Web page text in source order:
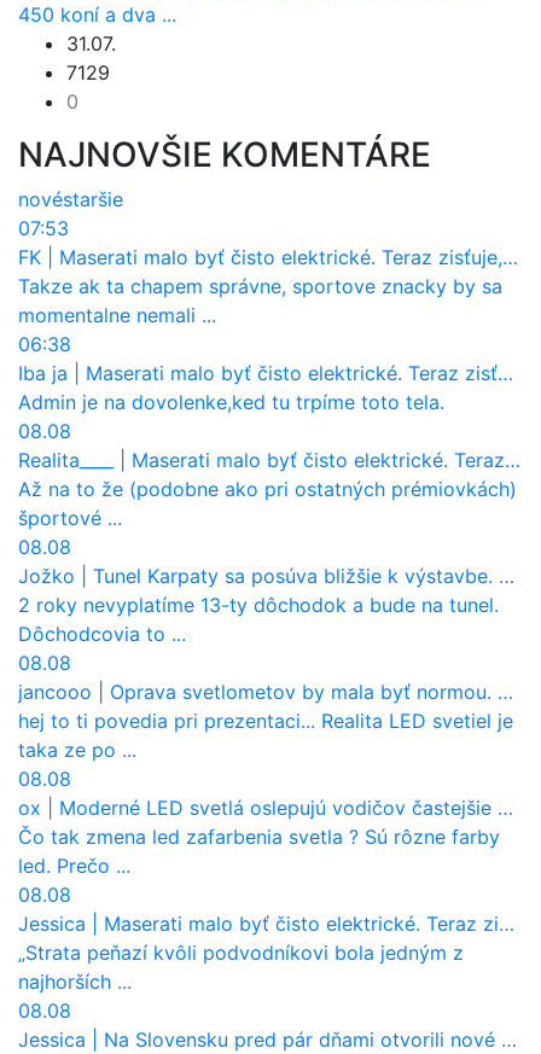
450 koní a dva ...
31.07.
7129
0
NAJNOVŠIE KOMENTÁRE
novéstaršie
07:53
FK
Maserati malo byť čisto elektrické. Teraz zisťuje, že potrebuje nový osemvalcový motor
Takze ak ta chapem správne, sportove znacky by sa
momentalne nemali ...
06:38
Iba ja
Maserati malo byť čisto elektrické. Teraz zisťuje, že potrebuje nový osemvalcový motor
Admin je na dovolenke,ked tu trpíme toto tela.
08.08
Realita____
Maserati malo byť čisto elektrické. Teraz zisťuje, že potrebuje nový osemvalcový motor
Až na to že (podobne ako pri ostatných prémiovkách)
športové ...
08.08
Jožko
Tunel Karpaty sa posúva bližšie k výstavbe. NDS urobila dôležitý krok
2 roky nevyplatíme 13-ty dôchodok a bude na tunel.
Dôchodcovia to ...
08.08
jancooo
Oprava svetlometov by mala byť normou. Jeden nový dnes stojí priemerne 1251 eur!
hej to ti povedia pri prezentaci... Realita LED svetiel je
taka ze po ...
08.08
ox
Moderné LED svetlá oslepujú vodičov častejšie než staré halogény
Čo tak zmena led zafarbenia svetla ? Sú rôzne farby
led. Prečo ...
08.08
Jessica
Maserati malo byť čisto elektrické. Teraz zisťuje, že potrebuje nový osemvalcový motor
„Strata peňazí kvôli podvodníkovi bola jedným z
najhorších ...
08.08
Jessica
Na Slovensku pred pár dňami otvorili nové mosty, ktoré to sú?